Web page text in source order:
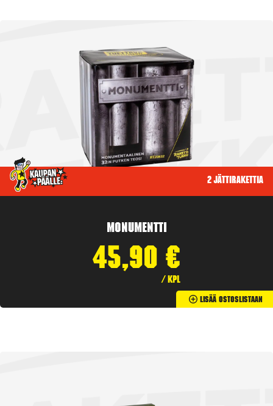
2 jättirakettia
Monumentti
45,90 €
/ kpl
Lisää Ostoslistaan